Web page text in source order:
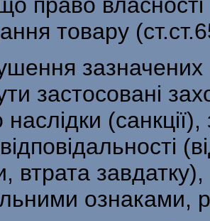
товару
застосовані
втрата завдатку),
ознаками,